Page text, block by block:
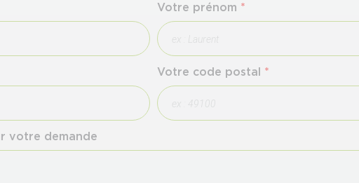
Votre prénom *
Votre code postal *
votre demande